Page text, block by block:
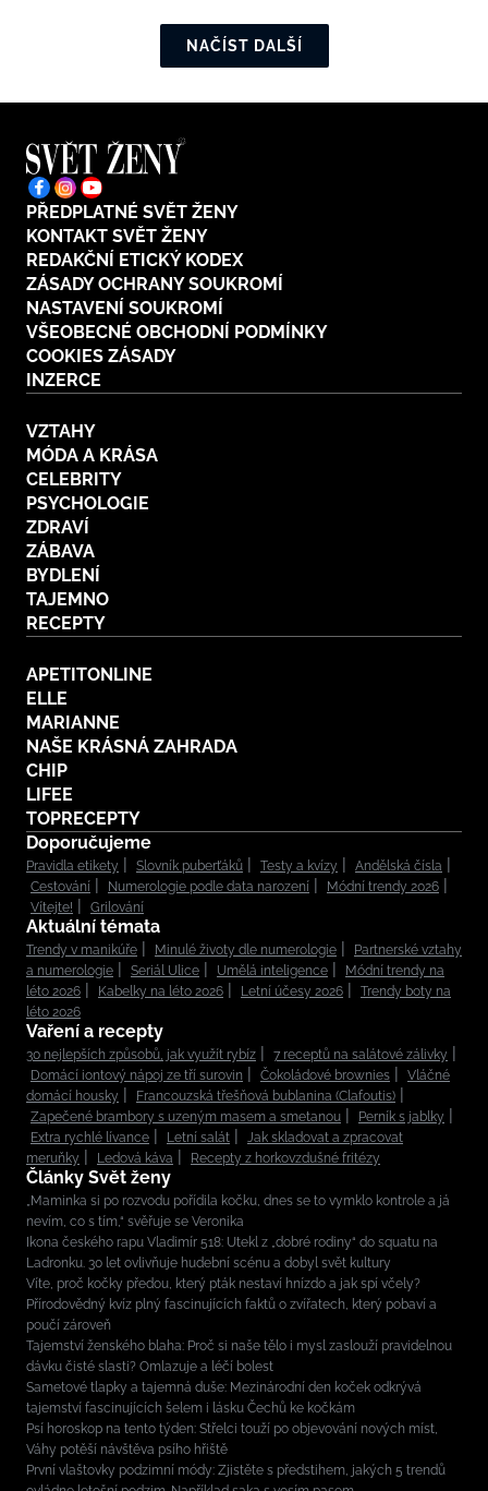
NAČÍST DALŠÍ
PŘEDPLATNÉ SVĚT ŽENY
KONTAKT SVĚT ŽENY
REDAKČNÍ ETICKÝ KODEX
ZÁSADY OCHRANY SOUKROMÍ
NASTAVENÍ SOUKROMÍ
VŠEOBECNÉ OBCHODNÍ PODMÍNKY
COOKIES ZÁSADY
INZERCE
VZTAHY
MÓDA A KRÁSA
CELEBRITY
PSYCHOLOGIE
ZDRAVÍ
ZÁBAVA
BYDLENÍ
TAJEMNO
RECEPTY
APETITONLINE
ELLE
MARIANNE
NAŠE KRÁSNÁ ZAHRADA
CHIP
LIFEE
TOPRECEPTY
Doporučujeme
Pravidla etikety Slovník puberťáků Testy a kvízy
Andělská čísla
Cestování
Numerologie podle data narození
Módní trendy 2026
Vítejte!
Grilování
Aktuální témata
Trendy v manikúře Minulé životy dle numerologie
Partnerské vztahy
a numerologie
Seriál Ulice Umělá inteligence
Módní trendy na
léto 2026
Kabelky na léto 2026 Letní účesy 2026
Trendy boty na
léto 2026
Vaření a recepty
30 nejlepších způsobů, jak využít rybíz
7 receptů na salátové zálivky
Domácí iontový nápoj ze tří surovin
Čokoládové brownies
Vláčné
domácí housky
Francouzská třešňová bublanina (Clafoutis)
Zapečené brambory s uzeným masem a smetanou
Perník s jablky
Extra rychlé lívance
Letní salát
Jak skladovat a zpracovat
meruňky
Ledová káva Recepty z horkovzdušné fritézy
Články Svět ženy
„Maminka si po rozvodu pořídila kočku, dnes se to vymklo kontrole a já
nevím, co s tím,“ svěřuje se Veronika
Ikona českého rapu Vladimír 518: Utekl z „dobré rodiny“ do squatu na
Ladronku. 30 let ovlivňuje hudební scénu a dobyl svět kultury
Víte, proč kočky předou, který pták nestaví hnízdo a jak spí včely?
Přírodovědný kvíz plný fascinujících faktů o zvířatech, který pobaví a
poučí zároveň
Tajemství ženského blaha: Proč si naše tělo i mysl zaslouží pravidelnou
dávku čisté slasti? Omlazuje a léčí bolest
Sametové tlapky a tajemná duše: Mezinárodní den koček odkrývá
tajemství fascinujících šelem i lásku Čechů ke kočkám
Psí horoskop na tento týden: Střelci touží po objevování nových míst,
Váhy potěší návštěva psího hřiště
První vlaštovky podzimní módy: Zjistěte s předstihem, jakých 5 trendů